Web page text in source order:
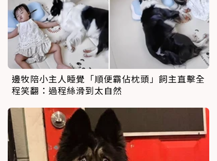
邊牧陪小主人睡覺「順便霸佔枕頭」飼主直擊全
程笑翻：過程絲滑到太自然